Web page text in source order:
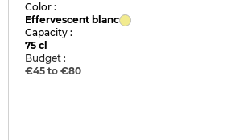
Color :
Effervescent blanc
Capacity :
75 cl
Budget :
€45 to €80